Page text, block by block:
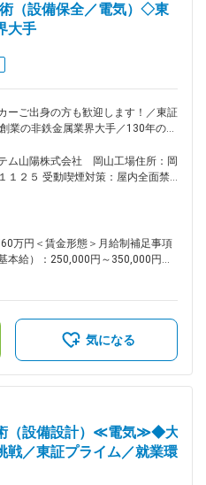
があります。将来的には大型設備投
ジェクトの中核メンバーとして活躍
の特性上、幅広い領域を経験でき、
間は月平均
いております。 ■配属先につ
グス株式会社での採用にてDOWAテ
事業会社との密接な連携のもと、製
て、当事者の一員として操業、建
案、実行しています。 変更の
（設備保全／電気）◇東
大手
ーご出身の方も歓迎します！／東証
業の非鉄金属業界大手／130年の変
開しています～ ■担当業務：
社 に出向 ：産業廃棄物の焼却プ
をご担当いただきます。 ・プラン
な機械等の修理 ・電気制御に関す
勤を想定しておりません） ■キ
トの保全業務について理解、習得
山陽株式会社への在籍出向となりま
廃棄物やフロン類の無害化・減容
する使用済み製品・部品類のリサイ
イオンバッテリーの処理とリサイク
業務
ム山陽株式会社 岡山工場住所：岡
１２５ 受動喫煙対策：屋内全面禁
る事業所
万円＜賃金形態＞月給制補足事項
本給）：250,000円～350,000円＜
(月額)は固定手当を含めた表記で
気になる
術（設備設計）≪電気≫◆大
戦／東証プライム／就業環